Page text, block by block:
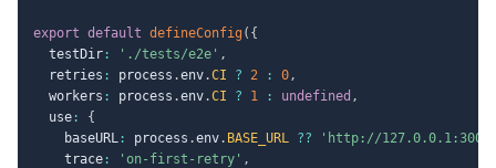
export default defineConfig ( {
  testDir
: './tests/e2e' ,
  retries
: process .env.CI ? 2 : 0,
  workers
: process .env.CI ? 1 : undefined ,
  use
:
{
    baseURL
: process .env. BASE_URL ??
'http://
    trace
: 'on-first-retry' ,